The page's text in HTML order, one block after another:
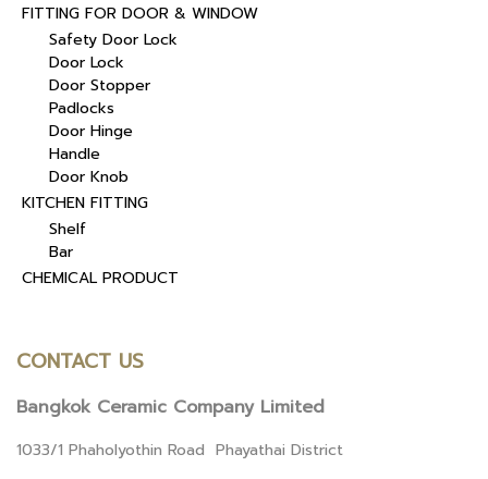
FITTING FOR DOOR & WINDOW
Safety Door Lock
Door Lock
Door Stopper
Padlocks
Door Hinge
Handle
Door Knob
KITCHEN FITTING
Shelf
Bar
CHEMICAL PRODUCT
CONTACT US
Bangkok Ceramic Company Limited
1033/1 Phaholyothin Road Phayathai District